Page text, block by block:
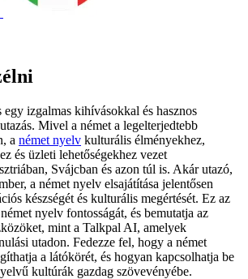
egy izgalmas kihívásokkal és hasznos
Mivel a német a legelterjedtebb
a német nyelv kulturális élményekhez,
és üzleti lehetőségekhez vezet
Svájcban és azon túl is. Akár utazó,
a német nyelv elsajátítása jelentősen
készségét és kulturális megértését. Ez az
nyelv fontosságát, és bemutatja az
mint a Talkpal AI, amelyek
utadon. Fedezze fel, hogy a német
a látókörét, és hogyan kapcsolhatja be
kultúrák gazdag szövevényébe.